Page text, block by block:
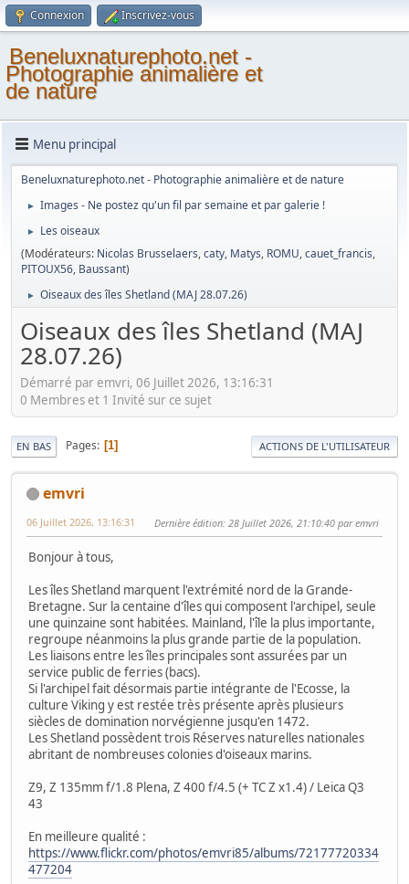
Connexion Inscrivez-vous
Beneluxnaturephoto.net -
Photographie animalière et
de nature
Menu principal
Beneluxnaturephoto.net - Photographie animalière et de nature
► Images - Ne postez qu'un fil par semaine et par galerie !
►
Les oiseaux
(Modérateurs: Nicolas Brusselaers,caty, Matys, ROMU,cauet_francis,
PITOUX56, Baussant)
► Oiseaux des îles Shetland (MAJ 28.07.26)
Oiseaux des îles Shetland (MAJ
28.07.26)
Démarré par emvri, 06 Juillet 2026, 13:16:31
0 Membres et 1 Invité sur ce sujet
EN BAS Pages 1 ACTIONS DE L'UTILISATEUR
emvri
06 Juillet 2026, 13:16:31 Dernière édition: 28 Juillet 2026, 21:10:40 par emvri
Bonjour à tous,
Les îles Shetland marquent l'extrémité nord de la Grande-
Bretagne. Sur la centaine d'îles qui composent l'archipel, seule
une quinzaine sont habitées. Mainland, l'île la plus importante,
regroupe néanmoins la plus grande partie de la population.
Les liaisons entre les îles principales sont assurées par un
service public de ferries (bacs).
Si l'archipel fait désormais partie intégrante de l'Ecosse, la
culture Viking y est restée très présente après plusieurs
siècles de domination norvégienne jusqu'en 1472.
Les Shetland possèdent trois Réserves naturelles nationales
abritant de nombreuses colonies d'oiseaux marins.
Z9, Z 135mm f/1.8 Plena, Z 400 f/4.5 (+ TC Z x1.4) / Leica Q3
43
En meilleure qualité :
https://www.flickr.com/photos/emvri85/albums/72177720334
477204